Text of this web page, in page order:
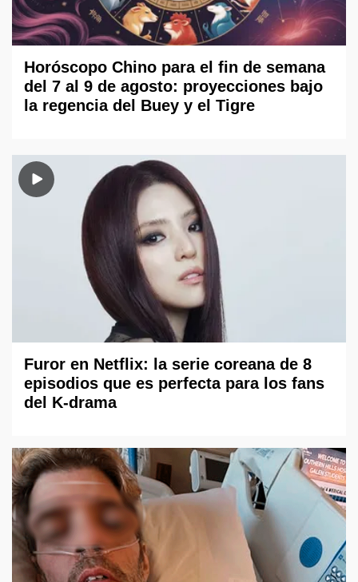
Horóscopo Chino para el fin de semana
del 7 al 9 de agosto: proyecciones bajo
la regencia del Buey y el Tigre
Furor en Netflix: la serie coreana de 8
episodios que es perfecta para los fans
del K-drama